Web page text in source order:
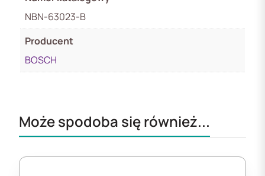
NBN-63023-B
Producent
BOSCH
Może spodoba się również...